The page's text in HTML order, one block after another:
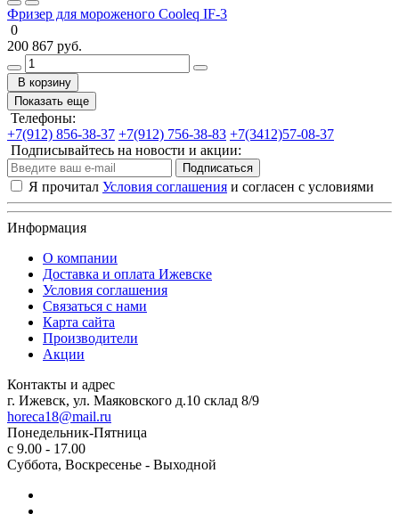
Фризер для мороженого Cooleq IF-3
0
200 867 руб.
В корзину
Показать еще
Телефоны:
+7(912) 856-38-37 +7(912) 756-38-83 +7(3412)57-08-37
Подписывайтесь на новости и акции:
Подписаться
Я прочитал Условия соглашения и согласен с условиями
Информация
О компании
Доставка и оплата Ижевске
Условия соглашения
Связаться с нами
Карта сайта
Производители
Акции
Контакты и адрес
г. Ижевск, ул. Маяковского д.10 склад 8/9
horeca18@mail.ru
Понедельник-Пятница
с 9.00 - 17.00
Суббота, Воскресенье - Выходной